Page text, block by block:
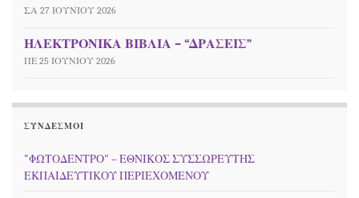
ΣΑ 27 ΙΟΥΝΊΟΥ 2026
ΗΛΕΚΤΡΟΝΙΚΑ ΒΙΒΛΙΑ – “ΔΡΑΣΕΙΣ”
ΠΕ 25 ΙΟΥΝΊΟΥ 2026
ΣΎΝΔΕΣΜΟΙ
"ΦΩΤΟΔΕΝΤΡΟ" – ΕΘΝΙΚΟΣ ΣΥΣΣΩΡΕΥΤΗΣ
ΕΚΠΑΙΔΕΥΤΙΚΟΥ ΠΕΡΙΕΧΟΜΕΝΟΥ